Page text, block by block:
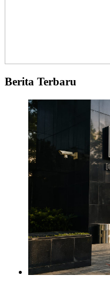
Berita Terbaru